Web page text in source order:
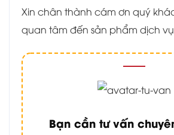
Xin chân thành cám ơn quý
quan tâm đến sản phẩm dịch
Bạn cần tư vấn